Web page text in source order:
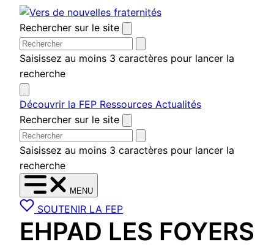
Aller
au
contenu
Rechercher sur le site
Saisissez au moins 3 caractères pour lancer la
recherche
Découvrir la FEP Ressources Actualités
Rechercher sur le site
Saisissez au moins 3 caractères pour lancer la
recherche
MENU
SOUTENIR LA FEP
EHPAD LES FOYERS